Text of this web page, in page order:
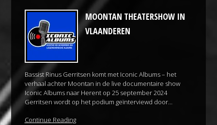
MOONTAN THEATERSHOW IN
VLAANDEREN
Bassist Rinus Gerritsen komt met Iconic Albums – het
verhaal achter Moontan in de live documentaire show
Iconic Albums naar Herent op 25 september 2024
Gerritsen wordt op het podium geïnter­viewd door…
Continue Reading